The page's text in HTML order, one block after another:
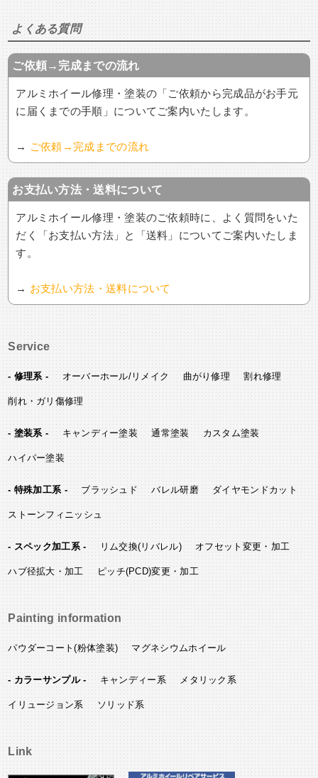
よくある質問
ご依頼→完成までの流れ
アルミホイール修理・塗装の「ご依頼から完成品がお手元
に届くまでの手順」についてご案内いたします。
→ ご依頼→完成までの流れ
お支払い方法・送料について
アルミホイール修理・塗装のご依頼時に、よく質問をいた
だく「お支払い方法」と「送料」についてご案内いたしま
す。
→ お支払い方法・送料について
Service
- 修理系 - オーバーホール/リメイク 曲がり修理 割れ修理
削れ・ガリ傷修理
- 塗装系 - キャンディー塗装 通常塗装 カスタム塗装
ハイパー塗装
- 特殊加工系 - ブラッシュド バレル研磨 ダイヤモンドカット
ストーンフィニッシュ
- スペック加工系 - リム交換(リバレル) オフセット変更・加工
ハブ径拡大・加工 ピッチ(PCD)変更・加工
Painting information
パウダーコート(粉体塗装) マグネシウムホイール
- カラーサンプル - キャンディー系 メタリック系
イリュージョン系 ソリッド系
Link